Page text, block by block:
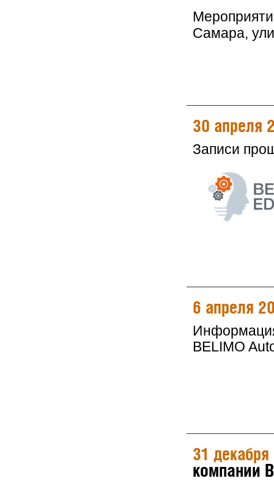
Самара,
30 апреля
Записи
6 апреля
BELIMO
31
компании